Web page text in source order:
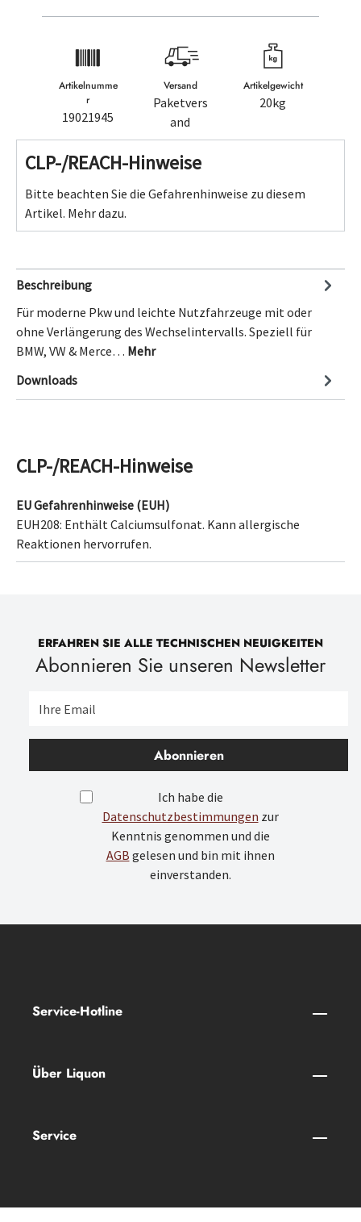
Artikelnumme
r
19021945
Versand
Paketvers
and
Artikelgewicht
20kg
CLP-/REACH-Hinweise
Bitte beachten Sie die Gefahrenhinweise zu diesem
Artikel. Mehr dazu.
Beschreibung
Für moderne Pkw und leichte Nutzfahrzeuge mit oder
ohne Verlängerung des Wechselintervalls. Speziell für
BMW, VW & Merce… Mehr
Downloads
CLP-/REACH-Hinweise
EU Gefahrenhinweise (EUH)
EUH208: EnthältCalciumsulfonat. Kann allergische
Reaktionen hervorrufen.
ERFAHREN SIE ALLE TECHNISCHEN NEUIGKEITEN
Abonnieren Sie unseren Newsletter
Abonnieren
Ich habe die
Datenschutzbestimmungen zur
Kenntnis genommen und die
AGB gelesen und bin mit ihnen
einverstanden.
Service-Hotline
Über Liquon
Service